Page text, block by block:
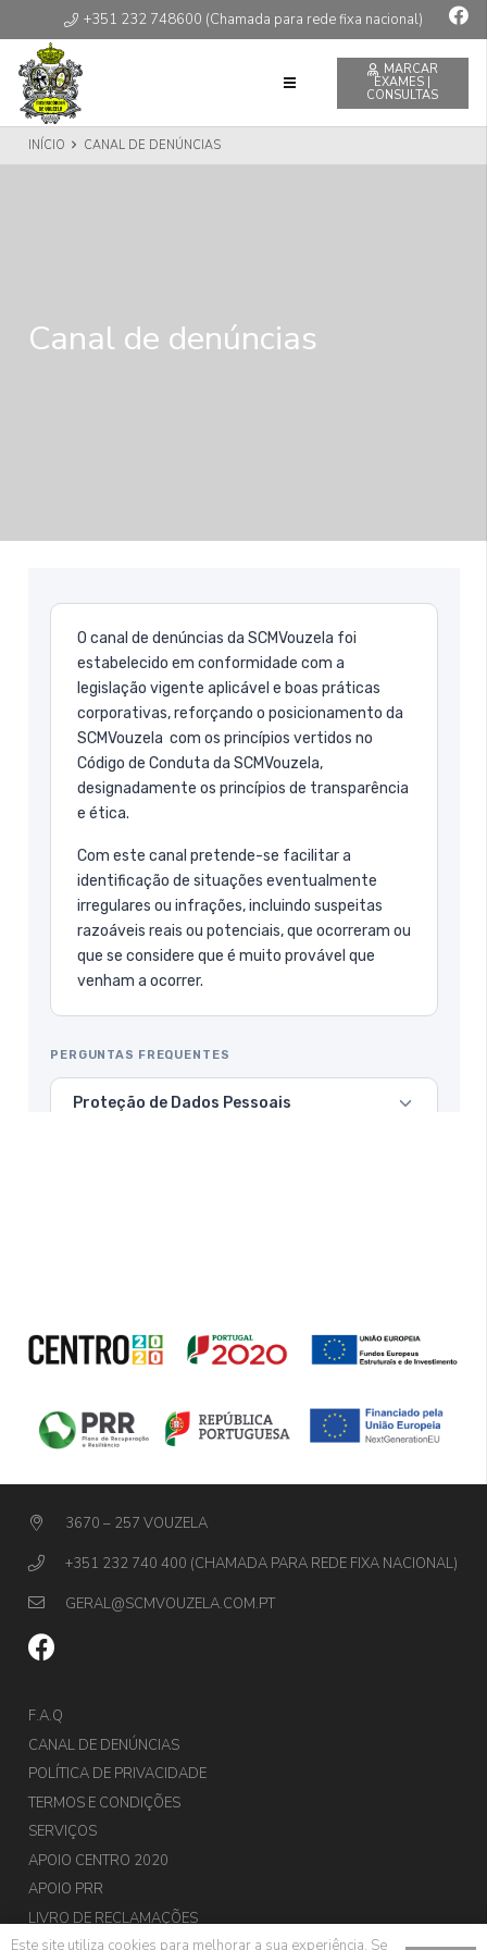
+351 232 748600 (Chamada para rede fixa nacional)
MARCAR
EXAMES |
CONSULTAS
INÍCIO CANAL DE DENÚNCIAS
Canal de denúncias
3670 – 257 VOUZELA
+351 232 740 400 (CHAMADA PARA REDE FIXA NACIONAL)
GERAL@SCMVOUZELA.COM.PT
F.A.Q
CANAL DE DENÚNCIAS
POLÍTICA DE PRIVACIDADE
TERMOS E CONDIÇÕES
SERVIÇOS
APOIO CENTRO 2020
APOIO PRR
LIVRO DE RECLAMAÇÕES
Este site utiliza cookies para melhorar a sua experiência. Se